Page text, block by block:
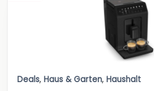
Deals, Haus & Garten, Haushalt